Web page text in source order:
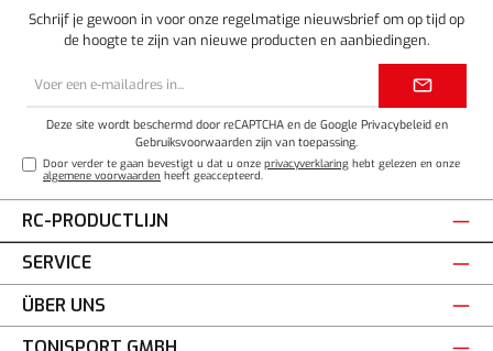
Schrijf je gewoon in voor onze regelmatige nieuwsbrief om op tijd op
de hoogte te zijn van nieuwe producten en aanbiedingen.
Deze site wordt beschermd door reCAPTCHA en de Google Privacybeleiden
Gebruiksvoorwaarden zijn van toepassing.
Door verder te gaan bevestigt u dat u onzeprivacyverklaring hebt gelezen en onze
algemene voorwaarden heeft geaccepteerd.
RC-PRODUCTLIJN
SERVICE
ÜBER UNS